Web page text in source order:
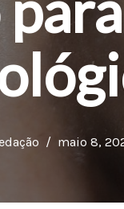
maio 8,